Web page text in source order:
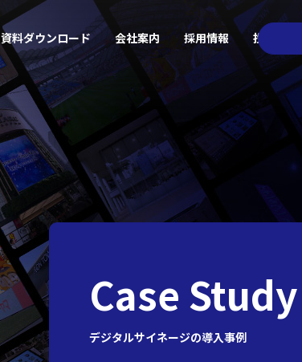
資料ダウンロード 会社案内 採用情報 投資家情報
Case Study
デジタルサイネージの導入事例